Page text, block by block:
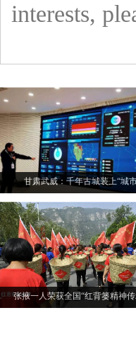
interests,
甘肃武威：千年古城装上“城
脑”以“智”提“质”探新径
张掖一人荣获全国“红背篓精神